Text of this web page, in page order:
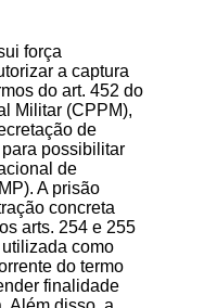
força
a captura
do art. 452 do
Militar (CPPM),
de
possibilitar
de
A prisão
concreta
arts. 254 e 255
como
do termo
finalidade